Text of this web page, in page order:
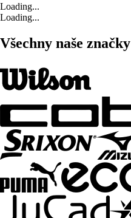
Loading...
Loading...
Všechny naše značky